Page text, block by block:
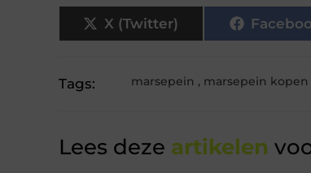
X (Twitter)
Tags: marsepein , marsepein kopen
Lees deze artikelen